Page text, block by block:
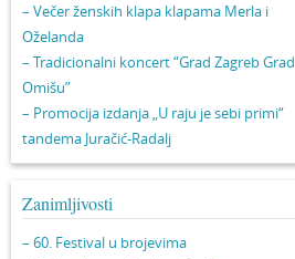
– Večer ženskih klapa klapama Merla i
Oželanda
– Tradicionalni koncert “Grad Zagreb Grad
Omišu”
– Promocija izdanja „U raju je sebi primi“
tandema Juračić-Radalj
Zanimljivosti
– 60. Festival u brojevima